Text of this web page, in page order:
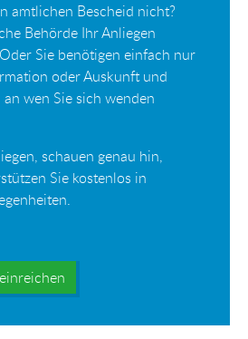
amtlichen Bescheid nicht?
Behörde Ihr Anliegen
Sie benötigen einfach nur
oder Auskunft und
wen Sie sich wenden
schauen genau hin,
Sie kostenlos in